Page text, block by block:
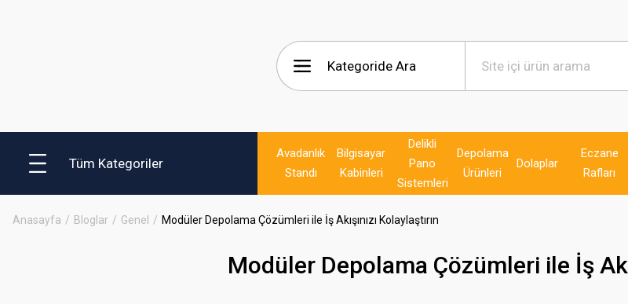
Tüm Kategoriler
Avadanlık
Standı
Bilgisayar
Kabinleri
Delikli
Pano
Sistemleri
Depolama
Ürünleri
Dolaplar
Eczane
Rafları
Anasayfa Bloglar Genel Modüler Depolama Çözümleri ile İş Akışınızı Kolaylaştırın
Modüler Depolama Çözümleri ile İş